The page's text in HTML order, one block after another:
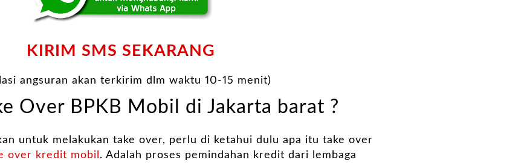
KIRIM SMS SEKARANG
angsuran akan terkirim dlm waktu 10-15 menit)
Over BPKB Mobil di Jakarta barat ?
untuk melakukan take over, perlu di ketahui dulu apa itu take over
over kredit mobil . Adalah proses pemindahan kredit dari lembaga